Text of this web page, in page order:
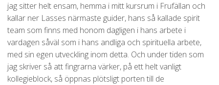
jag sitter helt ensam, hemma i mitt kursrum i Frufällan och
kallar ner Lasses närmaste guider, hans så kallade spirit
team som finns med honom dagligen i hans arbete i
vardagen såväl som i hans andliga och spirituella arbete,
med sin egen utveckling inom detta. Och under tiden som
jag skriver så att fingrarna värker, på ett helt vanligt
kollegieblock, så öppnas plötsligt porten till de